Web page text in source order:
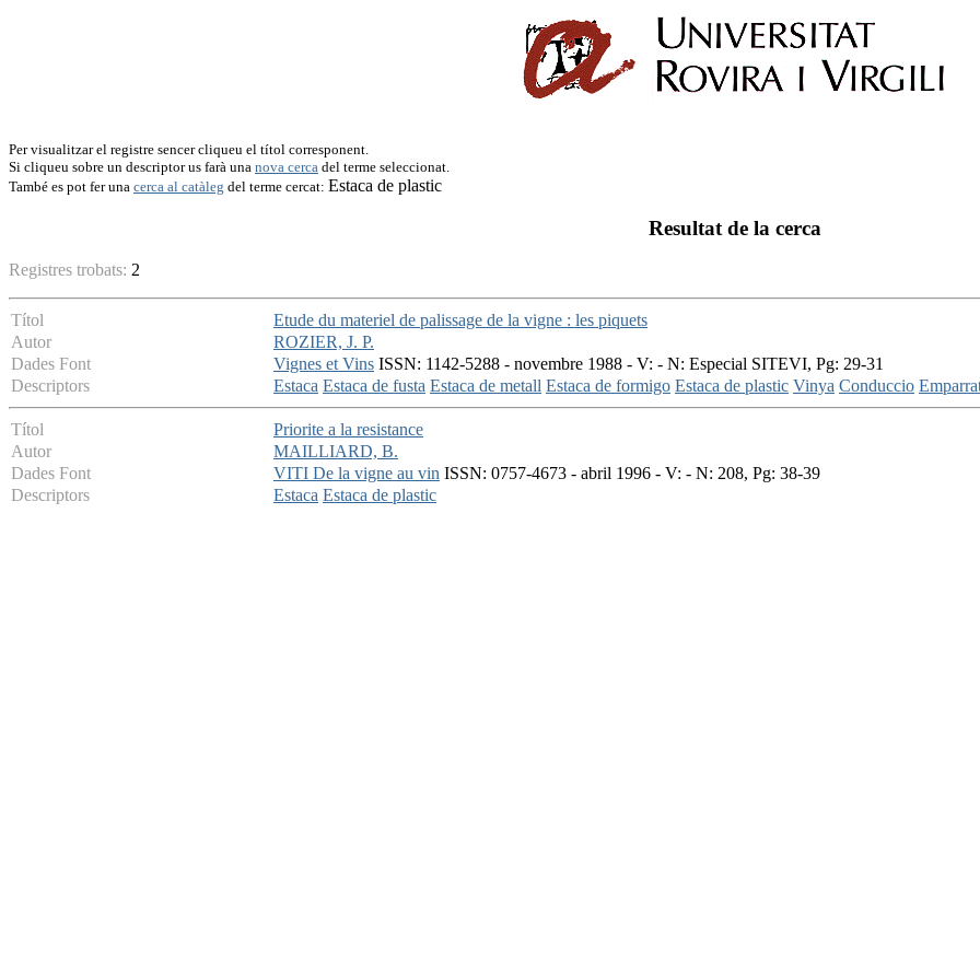
Per visualitzar el registre sencer cliqueu el títol corresponent.
Si cliqueu sobre un descriptor us farà una nova cerca del terme seleccionat.
També es pot fer una cerca al catàleg del terme cercat: Estaca de plastic
Resultat de la cerca
Registres trobats: 2
Títol
Etude du materiel de palissage de la vigne : les piquets
Autor
ROZIER, J. P.
Dades Font
Vignes et Vins ISSN: 1142-5288 - novembre 1988 - V: - N: Especial SITEVI, Pg: 29-31
Descriptors
Estaca Estaca de fusta Estaca de metall Estaca de formigo Estaca de plastic Vinya Conduccio
Títol
Priorite a la resistance
Autor
MAILLIARD, B.
Dades Font
VITI De la vigne au vin ISSN: 0757-4673 - abril 1996 - V: - N: 208, Pg: 38-39
Descriptors
Estaca Estaca de plastic